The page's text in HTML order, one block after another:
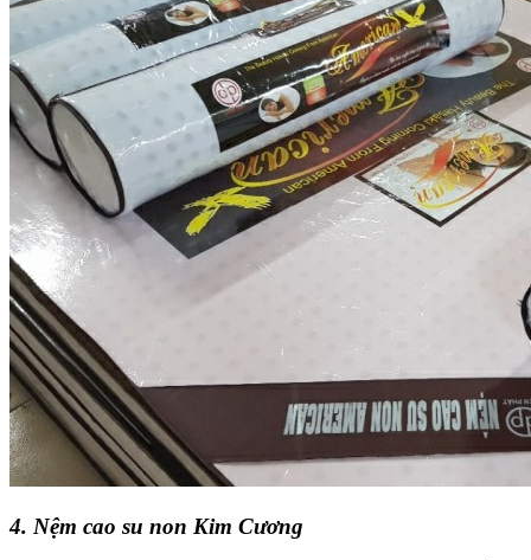
4. Nệm cao su non Kim Cương